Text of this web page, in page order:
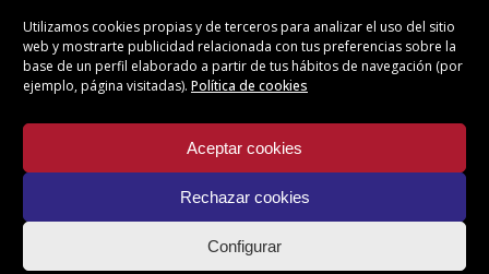
Utilizamos cookies propias y de terceros para analizar el uso del sitio
web y mostrarte publicidad relacionada con tus preferencias sobre la
base de un perfil elaborado a partir de tus hábitos de navegación (por
ejemplo, página visitadas). Política de cookies
Aceptar cookies
Rechazar cookies
Configurar
Canal de denuncias
Protección de privacidad en redes sociales
Síguenos
Actualidad
Contacto